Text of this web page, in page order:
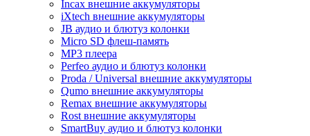
Incax внешние аккумуляторы
iXtech внешние аккумуляторы
JB аудио и блютуз колонки
Micro SD флеш-память
MP3 плеера
Perfeo аудио и блютуз колонки
Proda / Universal внешние аккумуляторы
Qumo внешние аккумуляторы
Remax внешние аккумуляторы
Rost внешние аккумуляторы
SmartBuy аудио и блютуз колонки